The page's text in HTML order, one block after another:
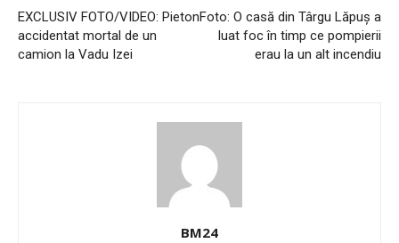
EXCLUSIV FOTO/VIDEO: Pieton
accidentat mortal de un
camion la Vadu Izei
Foto: O casă din Târgu Lăpuș a
luat foc în timp ce pompierii
erau la un alt incendiu
BM24